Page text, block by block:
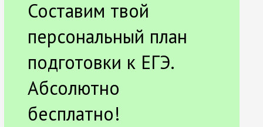
Составим твой
персональный план
подготовки к ЕГЭ.
Абсолютно
бесплатно!